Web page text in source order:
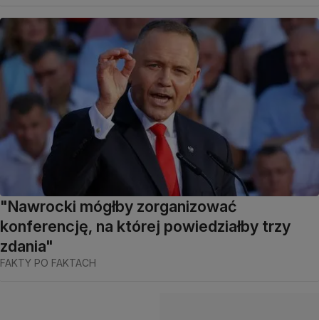
"Nawrocki mógłby zorganizować
konferencję, na której powiedziałby trzy
zdania"
FAKTY PO FAKTACH